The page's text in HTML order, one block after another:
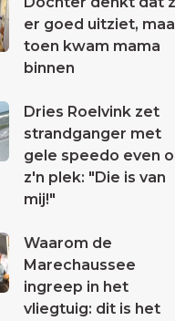
er goed uitziet,
toen kwam mama
binnen
Dries Roelvink zet
strandganger met
gele speedo even
z'n plek: "Die is van
mij!"
Waarom de
Marechaussee
ingreep in het
vliegtuig: dit is het